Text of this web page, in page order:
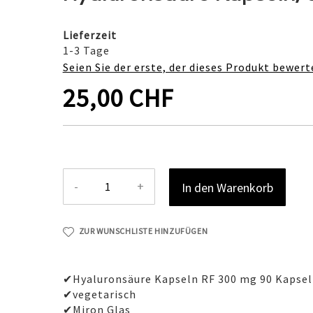
Lieferzeit
1-3 Tage
Seien Sie der erste, der dieses Produkt
25,00 CHF
- + In den Warenkorb
ZUR WUNSCHLISTE HINZUFÜGEN
✔Hyaluronsäure Kapseln RF 300 mg 90
✔vegetarisch
✔Miron Glas